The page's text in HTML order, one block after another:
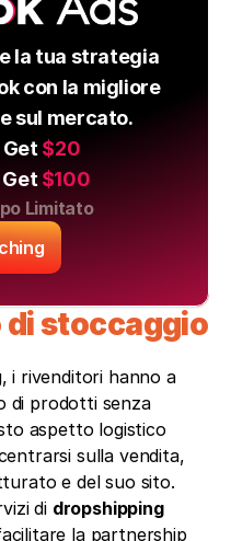
la tua strategia
con la migliore
sul mercato.
Get $20
, Get $100
Limitato
di stoccaggio
i rivenditori hanno a
di prodotti senza
aspetto logistico
sulla vendita,
e del suo sito.
di dropshipping
la partnership